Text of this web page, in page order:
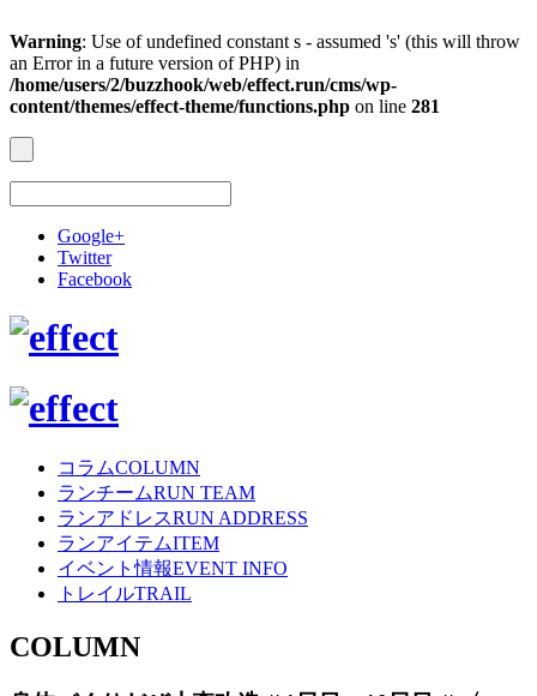
Warning: Use of undefined constant s - assumed 's' (this will throw
an Error in a future version of PHP) in
/home/users/2/buzzhook/web/effect.run/cms/wp-
content/themes/effect-theme/functions.php on line 281
Google+
Twitter
Facebook
コラムCOLUMN
ランチームRUN TEAM
ランアドレスRUN ADDRESS
ランアイテムITEM
イベント情報EVENT INFO
トレイルTRAIL
COLUMN